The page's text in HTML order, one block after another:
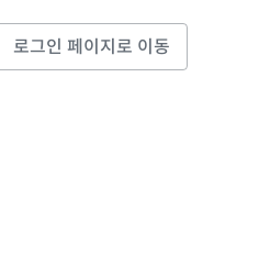
로그인 페이지로 이동